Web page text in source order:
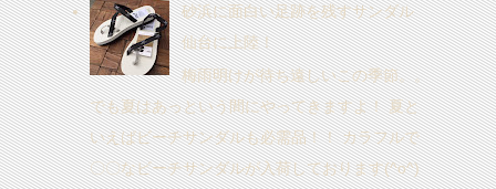
砂浜に面白い足跡を残すサンダル
仙台に上陸！
梅雨明けが待ち遠しいこの季節。。
でも夏はあっという間にやってきますよ！ 夏と
いえばビーチサンダルも必需品！！ カラフルで
〇〇なビーチサンダルが入荷しております(^o^)